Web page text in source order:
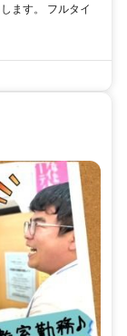
ます。 フルタイ